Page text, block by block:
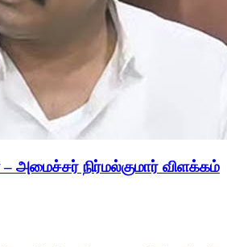
அமைச்சர் நிர்மல்குமார் விளக்கம்